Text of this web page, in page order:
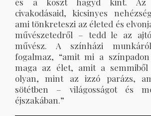
civakodásaid, kicsinyes
ami tönkreteszi az életed és
művészetedről – tedd le az
művész. A színházi
fogalmaz, “amit mi a
maga az élet, amit a
olyan, mint az izzó parázs,
sötétben – világosságot és
éjszakában.”